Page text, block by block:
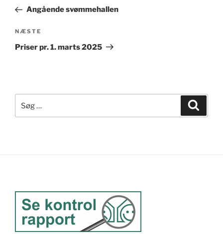
indlægAngående svømmehallen
Næste
indlæg
NÆSTE
Priser pr. 1. marts 2025
efter: